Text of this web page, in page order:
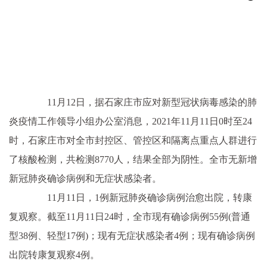
11月12日，据石家庄市应对新型冠状病毒感染的肺
炎疫情工作领导小组办公室消息，2021年11月11日0时至24
时，石家庄市对全市封控区、管控区和隔离点重点人群进行
了核酸检测，共检测8770人，结果全部为阴性。全市无新增
新冠肺炎确诊病例和无症状感染者。
11月11日，1例新冠肺炎确诊病例治愈出院，转康
复观察。截至11月11日24时，全市现有确诊病例55例(普通
型38例、轻型17例)；现有无症状感染者4例；现有确诊病例
出院转康复观察4例。